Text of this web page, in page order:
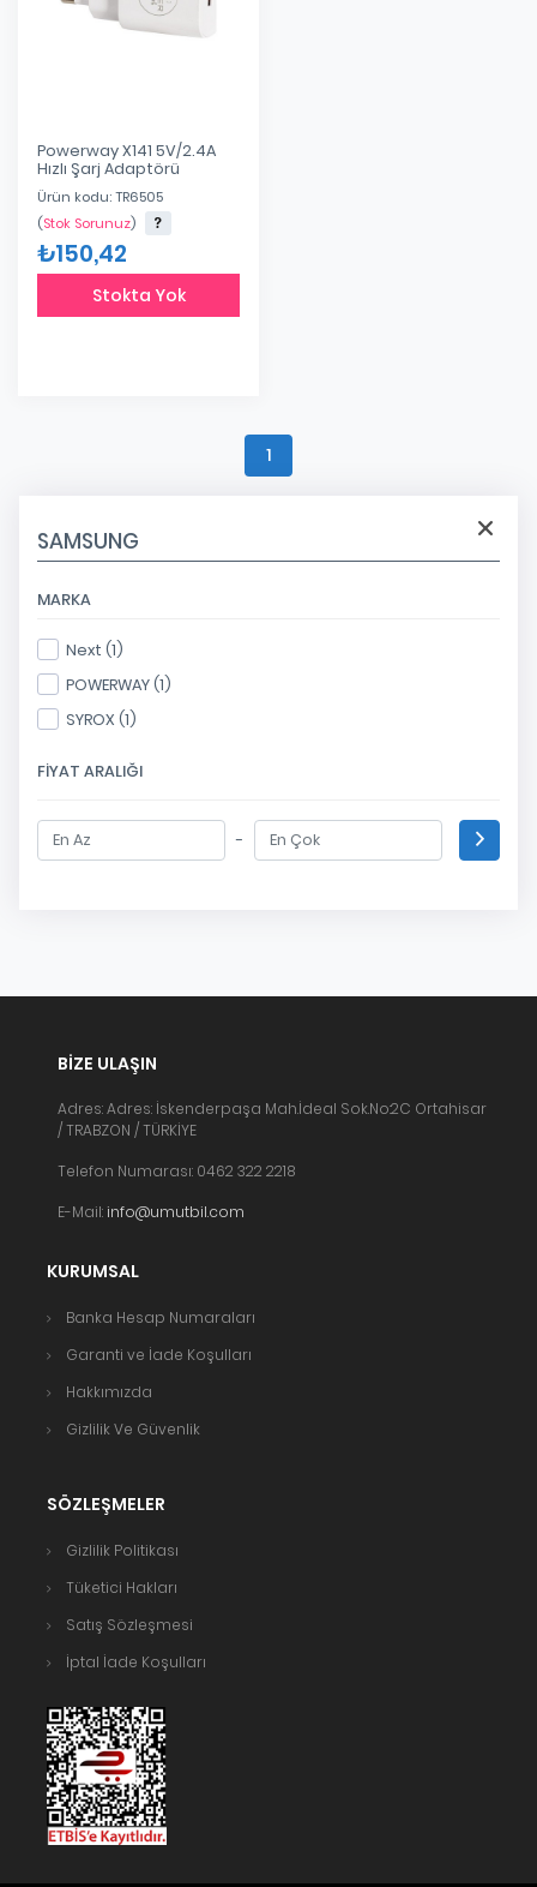
SAMSUNG
MARKA
Next (1)
POWERWAY (1)
SYROX (1)
FIYAT ARALIĞI
-
Powerway X141 5V/2.4A
Hızlı Şarj Adaptörü
Ürün kodu: TR6505
(Stok Sorunuz)
₺150,42
Stokta Yok
1
BIZE ULAŞIN
Adres: Adres: İskenderpaşa Mah.İdeal Sok.No:2C Ortahisar
/ TRABZON / TÜRKİYE
Telefon Numarası: 0462 322 2218
E-Mail: info@umutbil.com
KURUMSAL
Banka Hesap Numaraları
Garanti ve İade Koşulları
Hakkımızda
Gizlilik Ve Güvenlik
SÖZLEŞMELER
Gizlilik Politikası
Tüketici Hakları
Satış Sözleşmesi
İptal İade Koşulları